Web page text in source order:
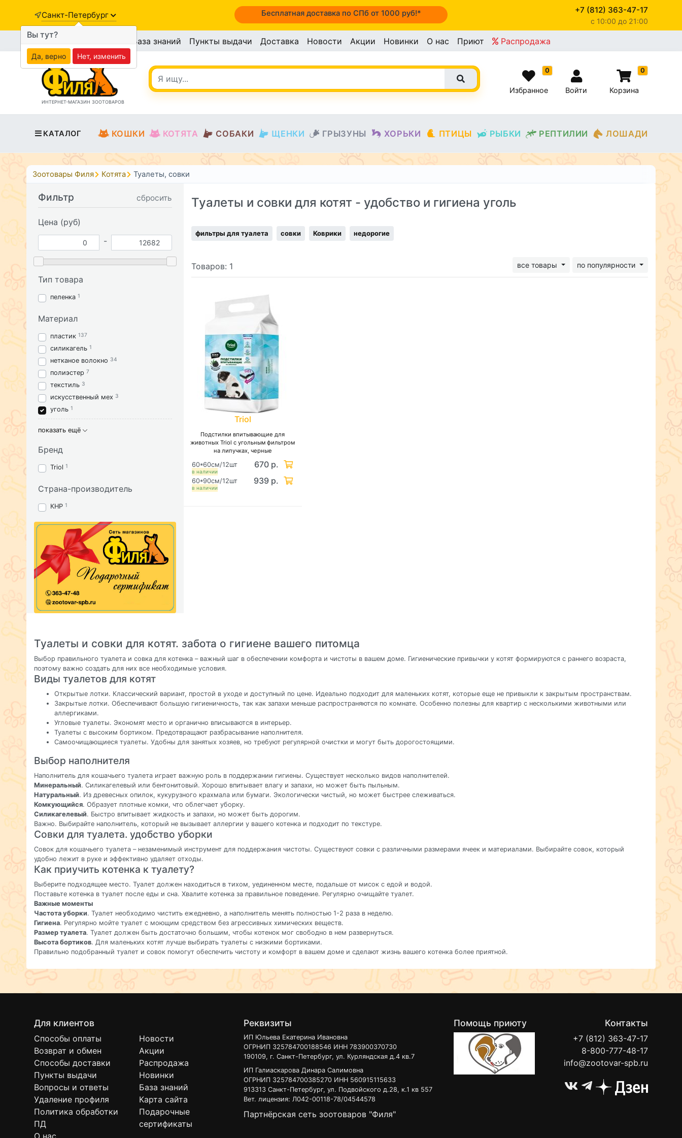
Санкт-Петербург Бесплатная доставка по СПб от 1000 руб!* +7 (812) 363-47-17
c 10:00 до 21:00
База знаний Пункты выдачи Доставка Новости Акции Новинки О нас Приют Распродажа
ИНТЕРНЕТ-МАГАЗИН ЗООТОВАРОВ
0
Избранное Войти
0
Корзина
КАТАЛОГ КОШКИ КОТЯТА СОБАКИ ЩЕНКИ ГРЫЗУНЫ ХОРЬКИ ПТИЦЫ РЫБКИ РЕПТИЛИИ ЛОШАДИ
Зоотовары Филя Котята Туалеты, совки
Фильтр сбросить
Цена (руб)
-
Тип товара
пеленка 1
Материал
пластик 137
силикагель 1
нетканое волокно 34
полиэстер 7
текстиль 3
искусственный мех 3
уголь 1
показать ещё
Бренд
Triol 1
Страна-производитель
КНР 1
Туалеты и совки для котят - удобство и гигиена уголь
фильтры для туалета совки Коврики недорогие
Товаров: 1 все товары по популярности
Triol
Подстилки впитывающие для
животных Triol с угольным фильтром
на липучках, черные
в наличии
60*60см/12шт 670 р.
в наличии
60*90см/12шт 939 р.
Туалеты и совки для котят. забота о гигиене вашего питомца
Выбор правильного туалета и совка для котенка – важный шаг в обеспечении комфорта и чистоты в вашем доме. Гигиенические привычки у котят формируются с раннего возраста,
поэтому важно создать для них все необходимые условия.
Виды туалетов для котят
Открытые лотки. Классический вариант, простой в уходе и доступный по цене. Идеально подходит для маленьких котят, которые еще не привыкли к закрытым пространствам.
Закрытые лотки. Обеспечивают большую гигиеничность, так как запахи меньше распространяются по комнате. Особенно полезны для квартир с несколькими животными или
аллергиками.
Угловые туалеты. Экономят место и органично вписываются в интерьер.
Туалеты с высоким бортиком. Предотвращают разбрасывание наполнителя.
Самоочищающиеся туалеты. Удобны для занятых хозяев, но требуют регулярной очистки и могут быть дорогостоящими.
Выбор наполнителя
Наполнитель для кошачьего туалета играет важную роль в поддержании гигиены. Существует несколько видов наполнителей.
Минеральный. Силикагелевый или бентонитовый. Хорошо впитывает влагу и запахи, но может быть пыльным.
Натуральный. Из древесных опилок, кукурузного крахмала или бумаги. Экологически чистый, но может быстрее слеживаться.
Комкующийся. Образует плотные комки, что облегчает уборку.
Силикагелевый. Быстро впитывает жидкость и запахи, но может быть дорогим.
Важно. Выбирайте наполнитель, который не вызывает аллергии у вашего котенка и подходит по текстуре.
Совки для туалета. удобство уборки
Совок для кошачьего туалета – незаменимый инструмент для поддержания чистоты. Существуют совки с различными размерами ячеек и материалами. Выбирайте совок, который
удобно лежит в руке и эффективно удаляет отходы.
Как приучить котенка к туалету?
Выберите подходящее место. Туалет должен находиться в тихом, уединенном месте, подальше от мисок с едой и водой.
Поставьте котенка в туалет после еды и сна. Хвалите котенка за правильное поведение. Регулярно очищайте туалет.
Важные моменты
Частота уборки. Туалет необходимо чистить ежедневно, а наполнитель менять полностью 1-2 раза в неделю.
Гигиена. Регулярно мойте туалет с моющим средством без агрессивных химических веществ.
Размер туалета. Туалет должен быть достаточно большим, чтобы котенок мог свободно в нем развернуться.
Высота бортиков. Для маленьких котят лучше выбирать туалеты с низкими бортиками.
Правильно подобранный туалет и совок помогут обеспечить чистоту и комфорт в вашем доме и сделают жизнь вашего котенка более приятной.
Для клиентов
Способы оплаты
Возврат и обмен
Способы доставки
Пункты выдачи
Вопросы и ответы
Удаление профиля
Политика обработки
ПД
Новости
Акции
Распродажа
Новинки
База знаний
Карта сайта
Подарочные
сертификаты
Реквизиты
ИП Юльева Екатерина Ивановна
ОГРНИП 325784700188546 ИНН 783900370730
190109, г. Санкт-Петербург, ул. Курляндская д.4 кв.7
ИП Галиаскарова Динара Салимовна
ОГРНИП 325784700385270 ИНН 560915115633
913313 Санкт-Петербург, ул. Подвойского д.28, к.1 кв 557
Вет. лицензия: Л042-00118-78/04544578
Партнёрская сеть зоотоваров "Филя"
Помощь приюту Контакты
+7 (812) 363-47-17
8-800-777-48-17
info@zootovar-spb.ru
Вы тут?
Да, верно Нет, изменить